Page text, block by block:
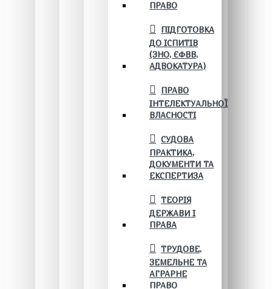
ПРАВО
ПІДГОТОВКА
ДО ІСПИТІВ
(ЗНО, ЄФВВ,
АДВОКАТУРА)
ПРАВО
ІНТЕЛЕКТУАЛЬНОЇ
ВЛАСНОСТІ
СУДОВА
ПРАКТИКА,
ДОКУМЕНТИ ТА
ЕКСПЕРТИЗА
ТЕОРІЯ
ДЕРЖАВИ І
ПРАВА
ТРУДОВЕ,
ЗЕМЕЛЬНЕ ТА
АГРАРНЕ
ПРАВО